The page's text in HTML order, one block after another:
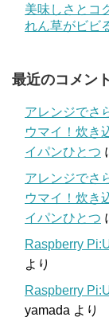
美味しさとコ
れん草がビビ
最近のコメント
アレンジでさ
ウマイ！炊き
イパンひとつ
アレンジでさ
ウマイ！炊き
イパンひとつ
Raspberry
より
Raspberry
yamada より